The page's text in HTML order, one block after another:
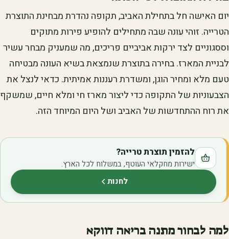
יום האישה חל בתחילת האביב, תקופה נהדרת מבחינת התוצרת
הטרייה. זוהי עונה שבה מתחילים להופיע פירות מתוקים
וססגוניים לצד ירקות אביביים פריכים, מה שמעניק מבחר עשיר
לבניית המארז. בחירה בתוצרת שנמצאת בשיא העונה מבטיחה
טעם מלא ומחיר הוגן, ומשדרת רעננות אמיתית. כדאי לנצל את
הצבעוניות של התקופה כדי ליצור מארז חי ומלא חיים, שמשקף
את רוח ההתחדשות של האביב ושל היום המיוחד הזה.
להזמין תוצרת טרייה?
ישירות מחקלאי העוטף, במשלוח לכל הארץ.
לחנות(נפתח בלשונית חדשה)
למה לבחור מתנה בריאה דווקא